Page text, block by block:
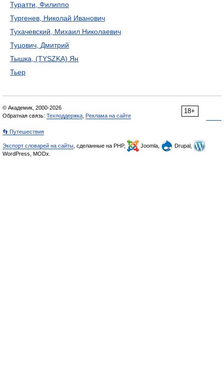
Туратти, Филиппо
Тургенев, Николай Иванович
Тухачевский, Михаил Николаевич
Туцович, Дмитрий
Тышка, (TYSZKA) Ян
Тьер
18+
© Академик, 2000-2026
Обратная связь: Техподдержка Реклама на сайте
👣 Путешествия
Экспорт словарей на сайты , сделанные на PHP, Joomla,
Drupal,
WordPress, MODx.